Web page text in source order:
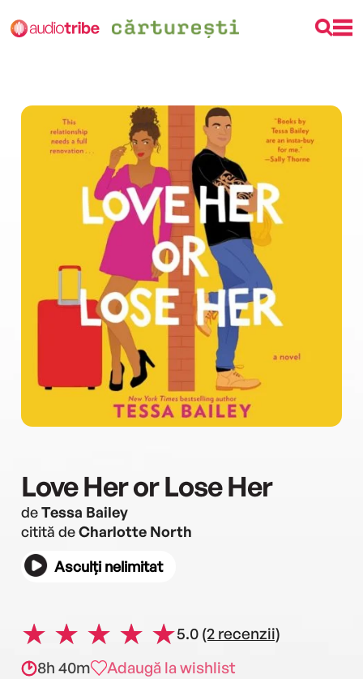
Love Her or Lose Her
deTessa Bailey
citită deCharlotte North
Asculți nelimitat
5.0 (2 recenzii)
8h 40m
Adaugă la wishlist